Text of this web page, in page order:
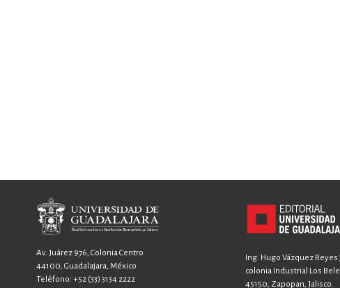
Av. Juárez 976, Colonia Centro
44100, Guadalajara, México
Teléfono: +52 (33) 3134 2222
Ing. Hugo Vázquez Reyes
colonia Industrial Los
45150, Zapopan, Jalisco.